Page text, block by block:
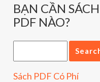
BẠN CẦN SÁCH
PDF NÀO?
Sách PDF Có Phí